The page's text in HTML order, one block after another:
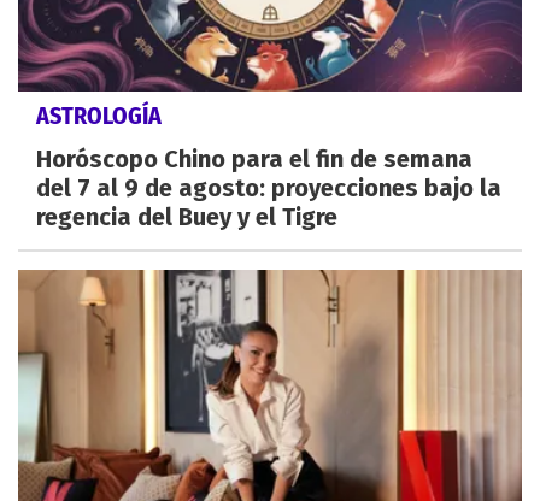
ASTROLOGÍA
Horóscopo Chino para el fin de semana
del 7 al 9 de agosto: proyecciones bajo la
regencia del Buey y el Tigre